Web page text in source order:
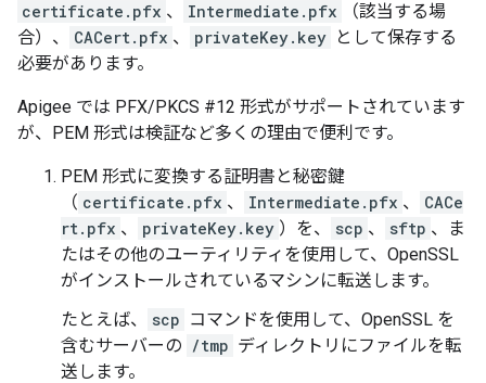
certificate.pfx 、 Intermediate.pfx
（該当する場
合）、
CACert.pfx 、 privateKey.key として保存する
必要があります。
Apigee では PFX/PKCS #12 形式がサポートされています
が、PEM 形式は検証など多くの理由で便利です。
PEM 形式に変換する証明書と秘密鍵
（ certificate.pfx 、 Intermediate.pfx 、
CACe
rt.pfx 、 privateKey.key ）を、 scp 、 sftp 、ま
たはその他のユーティリティを使用して、OpenSSL
がインストールされているマシンに転送します。
たとえば、
scp コマンドを使用して、OpenSSL を
含むサーバーの /tmp ディレクトリにファイルを転
送します。